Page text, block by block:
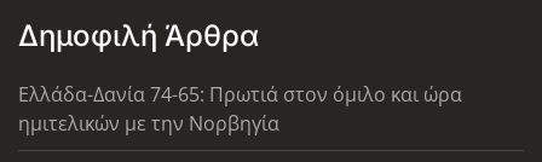
Δημοφιλή Άρθρα
Ελλάδα-Δανία 74-65: Πρωτιά στον όμιλο και ώρα
ημιτελικών με την Νορβηγία